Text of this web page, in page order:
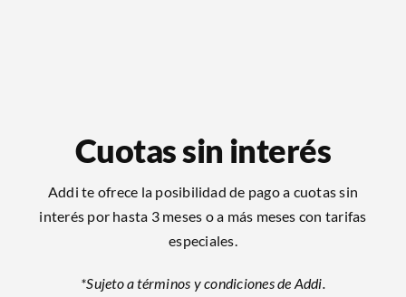
Cuotas sin interés
Addi te ofrece la posibilidad de pago a cuotas sin
interés por hasta 3 meses o a más meses con tarifas
especiales.
*Sujeto a términos y condiciones de Addi.